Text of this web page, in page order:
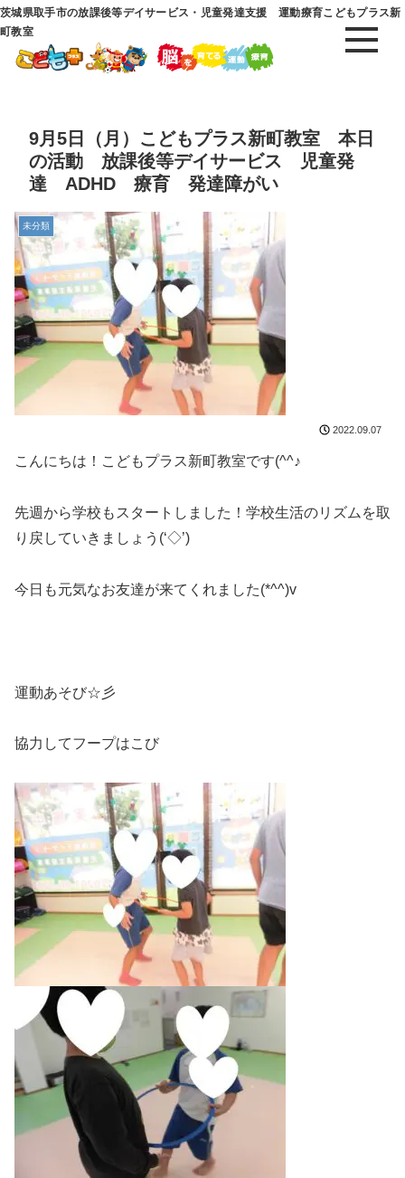
茨城県取手市の放課後等デイサービス・児童発達支援 運動療育こどもプラス新
町教室
9月5日（月）こどもプラス新町教室 本日
の活動 放課後等デイサービス 児童発
達 ADHD 療育 発達障がい
未分類
2022.09.07
こんにちは！こどもプラス新町教室です(^^♪
先週から学校もスタートしました！学校生活のリズムを取
り戻していきましょう(‘◇’)ゞ
今日も元気なお友達が来てくれました(*^^)v
運動あそび☆彡
協力してフープはこび